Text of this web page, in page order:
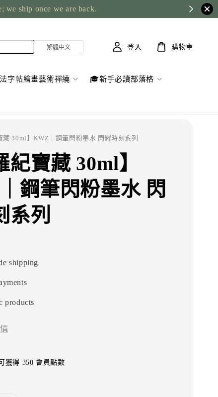
we ship once we are back.
字帖繪畫藝術禪繞 🎓新手必讀部落格
登入 購物車
藏 30ml】KWZ｜鋼筆閃粉墨水 閃耀時刻系列
紀寶藏 30ml】
鋼筆閃粉墨水 閃
系列
shipping
products
獲得 350 會員點數